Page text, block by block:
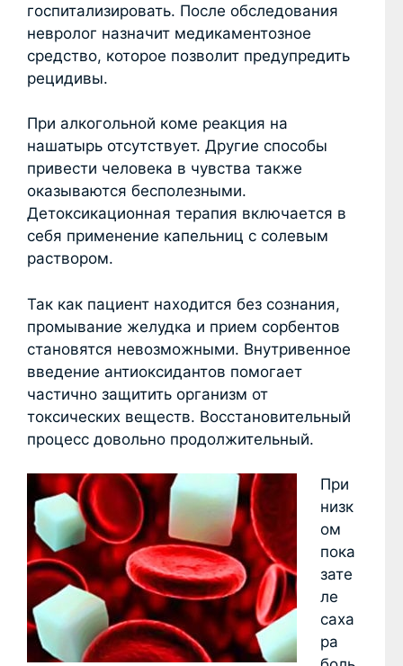
госпитализировать. После обследования
невролог назначит медикаментозное
средство, которое позволит предупредить
рецидивы.
При алкогольной коме реакция на
нашатырь отсутствует. Другие способы
привести человека в чувства также
оказываются бесполезными.
Детоксикационная терапия включается в
себя применение капельниц с солевым
раствором.
Так как пациент находится без сознания,
промывание желудка и прием сорбентов
становятся невозможными. Внутривенное
введение антиоксидантов помогает
частично защитить организм от
токсических веществ. Восстановительный
процесс довольно продолжительный.
При
низк
ом
пока
зате
ле
саха
ра